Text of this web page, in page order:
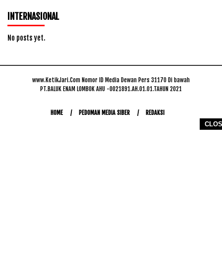
INTERNASIONAL
No posts yet.
www.KetikJari.Com Nomor ID Media Dewan Pers 31170 Di bawah
PT.BALUK ENAM LOMBOK AHU -0021891.AH.01.01.TAHUN 2021
HOME PEDOMAN MEDIA SIBER REDAKSI